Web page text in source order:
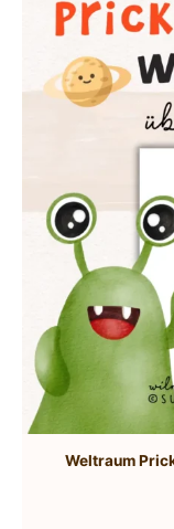
Weltraum